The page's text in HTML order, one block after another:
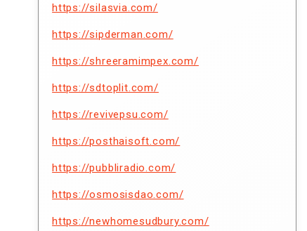
https://silasvia.com/
https://sipderman.com/
https://shreeramimpex.com/
https://sdtoplit.com/
https://revivepsu.com/
https://posthaisoft.com/
https://pubbliradio.com/
https://osmosisdao.com/
https://newhomesudbury.com/